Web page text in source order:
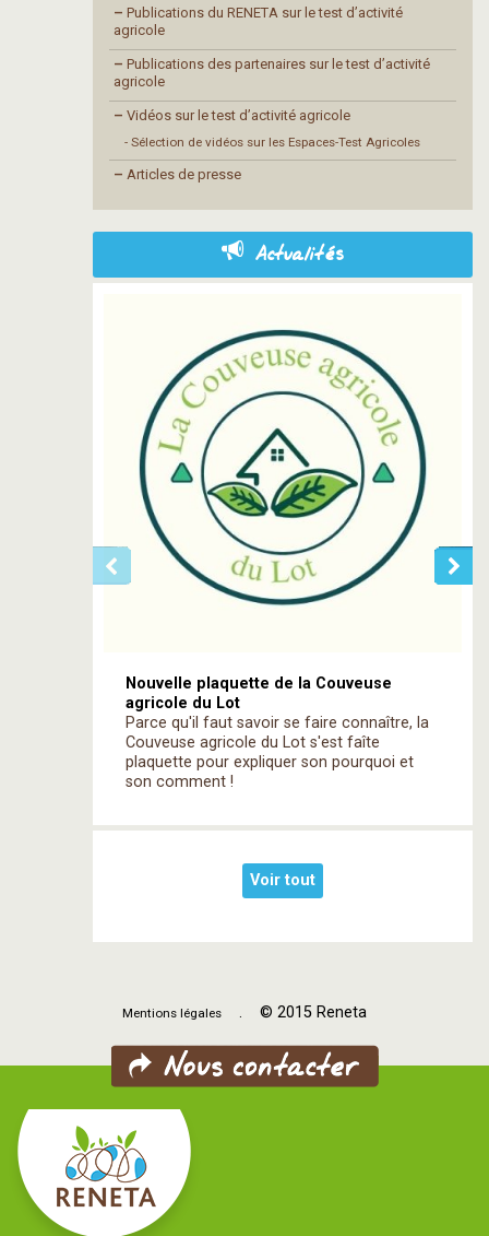
– Publications du RENETA sur le test d’activité
agricole
– Publications des partenaires sur le test d’activité
agricole
– Vidéos sur le test d’activité agricole
- Sélection de vidéos sur les Espaces-Test Agricoles
– Articles de presse
Actualités
Nouvelle plaquette de la Couveuse
agricole du Lot
Parce qu'il faut savoir se faire connaître, la
Couveuse agricole du Lot s'est faîte
plaquette pour expliquer son pourquoi et
son comment !
Voir tout
Mentions légales . © 2015 Reneta